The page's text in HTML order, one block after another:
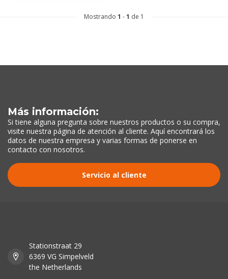
Mostrando 1 -1 de 1
Más información:
Si tiene alguna pregunta sobre nuestros productos o su compra,
visite nuestra página de atención al cliente. Aquí encontrará los
datos de nuestra empresa y varias formas de ponerse en
contacto con nosotros.
Servicio al cliente
Stationstraat 29
6369 VG Simpelveld
the Netherlands